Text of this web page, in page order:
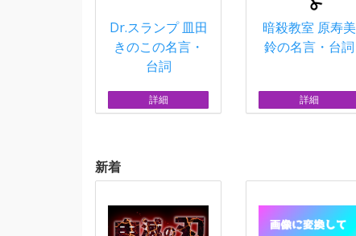
Dr.スランプ 皿田
きのこの名言・
台詞
詳細
暗殺教室 原寿美
鈴の名言・台詞
詳細
新着